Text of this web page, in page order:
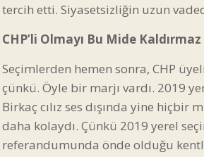
tercih etti. Siyasetsizliğin uzun
CHP’li Olmayı Bu Mide Kaldırmaz
Seçimlerden hemen sonra, CHP
çünkü. Öyle bir marjı vardı. 2019
Birkaç cılız ses dışında yine
daha kolaydı. Çünkü 2019 yerel
referandumunda önde olduğu